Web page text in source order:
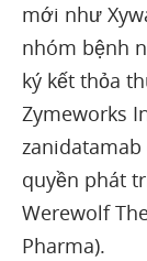
mới như
nhóm bệnh
ký kết thỏa
Zymeworks
zanidatamab
quyền phát
Werewolf
Pharma).